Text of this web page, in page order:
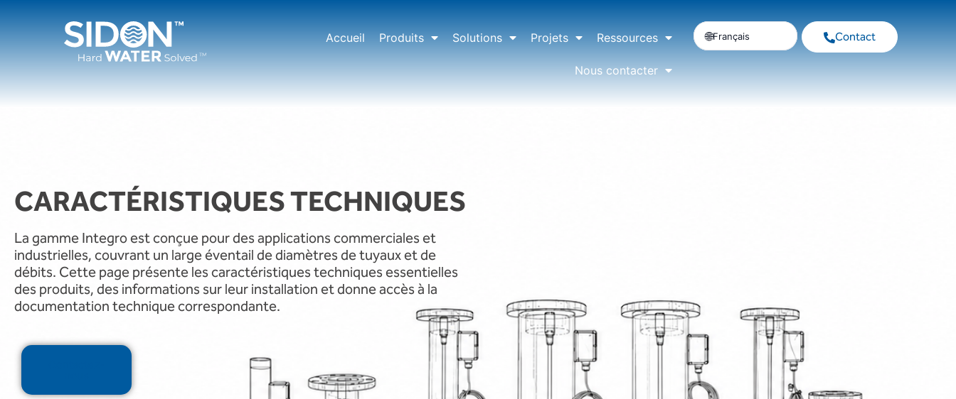
Accueil Produits Solutions Projets Ressources
Nous contacter
Français Contact
CARACTÉRISTIQUES TECHNIQUES
La gamme Integro est conçue pour des applications commerciales et
industrielles, couvrant un large éventail de diamètres de tuyaux et de
débits. Cette page présente les caractéristiques techniques essentielles
des produits, des informations sur leur installation et donne accès à la
documentation technique correspondante.